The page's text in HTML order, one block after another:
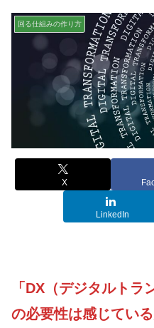
回る仕組みの作り方
X
LinkedIn
「DX（デジタルトラ
の必要性は感じてい